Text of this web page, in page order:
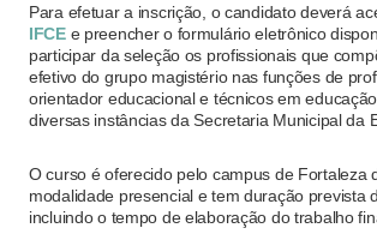
Para efetuar a inscrição, o candidato deverá
IFCEe preencher o formulário eletrônico
participar da seleção os profissionais que
efetivo do grupo magistério nas funções de
orientador educacional e técnicos em
diversas instâncias da Secretaria Municipal da
O curso é oferecido pelo campus de Fortaleza
modalidade presencial e tem duração prevista
incluindo o tempo de elaboração do trabalho